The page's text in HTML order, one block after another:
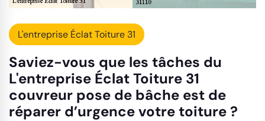
L'entreprise Éclat Toiture 31
Saviez-vous que les tâches du
L'entreprise Éclat Toiture 31
couvreur pose de bâche est de
réparer d’urgence votre toiture ?